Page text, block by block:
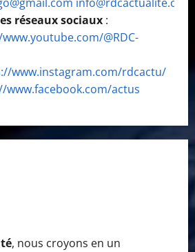
réseaux sociaux :
@RDC-
www.instagram.com/rdcactu/
www.facebook.com/actus
, nous croyons en un